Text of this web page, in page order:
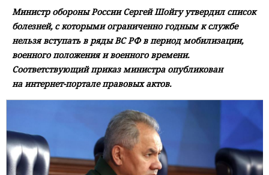
Министр обороны России Сергей Шойгу утвердил список
болезней, с которыми ограниченно годным к службе
нельзя вступать в ряды ВС РФ в период мобилизации,
военного положения и военного времени.
Соответствующий приказ министра опубликован
на интернет-портале правовых актов.